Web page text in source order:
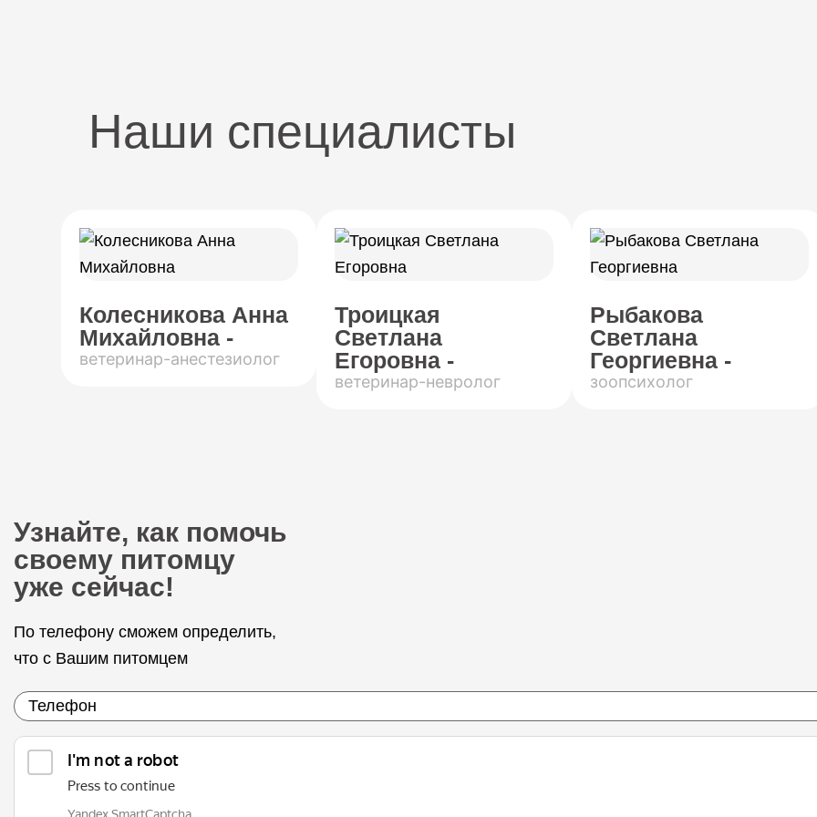
Наши специалисты
Колесникова Анна
Михайловна -
ветеринар-анестезиолог
Троицкая
Светлана
Егоровна -
ветеринар-невролог
Рыбакова
Светлана
Георгиевна -
зоопсихолог
Узнайте, как помочь
своему питомцу
уже сейчас!
По телефону сможем определить,
что с Вашим питомцем